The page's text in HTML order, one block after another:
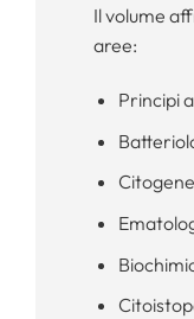
Il volume
aree:
Principi